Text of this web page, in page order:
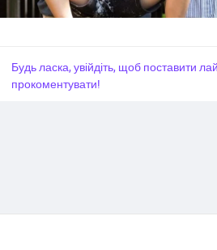
Будь ласка, увійдіть, щоб поставити
прокоментувати!